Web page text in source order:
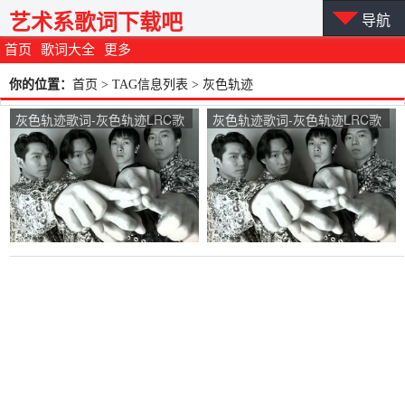
首页 歌词大全 更多
艺术系歌词下载吧 导航
你的位置： 首页 > TAG信息列表 > 灰色轨迹
灰色轨迹歌词-灰色轨迹LRC歌
词-Beyond
灰色轨迹歌词-灰色轨迹LRC歌
词-Beyond